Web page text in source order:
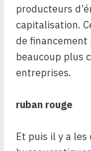
producteurs
capitalisation.
de
beaucoup plus
entreprises.
ruban rouge
Et puis il y a les